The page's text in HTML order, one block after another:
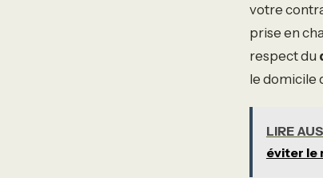
votre
prise en
respect du
le domicile
LIRE
éviter le